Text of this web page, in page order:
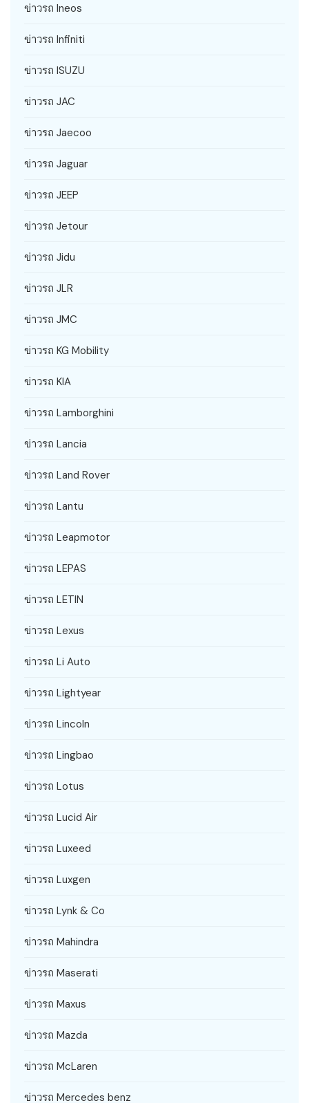
ข่าวรถ Ineos
ข่าวรถ Infiniti
ข่าวรถ ISUZU
ข่าวรถ JAC
ข่าวรถ Jaecoo
ข่าวรถ Jaguar
ข่าวรถ JEEP
ข่าวรถ Jetour
ข่าวรถ Jidu
ข่าวรถ JLR
ข่าวรถ JMC
ข่าวรถ KG Mobility
ข่าวรถ KIA
ข่าวรถ Lamborghini
ข่าวรถ Lancia
ข่าวรถ Land Rover
ข่าวรถ Lantu
ข่าวรถ Leapmotor
ข่าวรถ LEPAS
ข่าวรถ LETIN
ข่าวรถ Lexus
ข่าวรถ Li Auto
ข่าวรถ Lightyear
ข่าวรถ Lincoln
ข่าวรถ Lingbao
ข่าวรถ Lotus
ข่าวรถ Lucid Air
ข่าวรถ Luxeed
ข่าวรถ Luxgen
ข่าวรถ Lynk & Co
ข่าวรถ Mahindra
ข่าวรถ Maserati
ข่าวรถ Maxus
ข่าวรถ Mazda
ข่าวรถ McLaren
ข่าวรถ Mercedes benz